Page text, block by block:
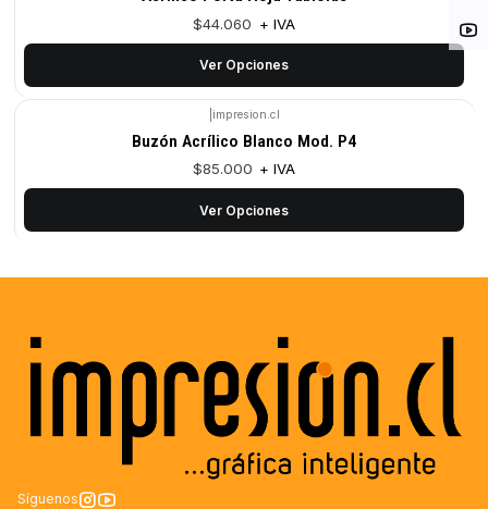
$44.060 + IVA
Ver Opciones
impresion.cl
Buzón Acrílico Blanco Mod. P4
$85.000 + IVA
Ver Opciones
Síguenos